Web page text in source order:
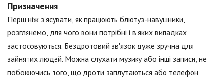
Призначення
Перш ніж з'ясувати, як працюють блютуз-навушники,
розглянемо, для чого вони потрібні і в яких випадках
застосовуються. Бездротовий зв'язок дуже зручна для
зайнятих людей. Можна слухати музику або інші записи, не
побоюючись того, що дроти заплутаються або телефон